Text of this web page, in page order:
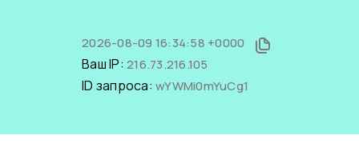
2026-08-09 16:34:58 +0000
Ваш IP: 216.73.216.105
ID запроса: wYWMi0mYuCg1